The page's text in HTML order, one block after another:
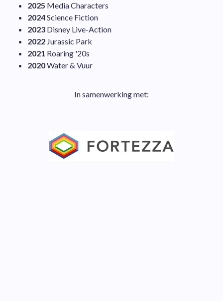
2025 Media Characters
2024Science Fiction
2023 Disney Live-Action
2022 Jurassic Park
2021 Roaring '20s
2020Water & Vuur
In samenwerking met: